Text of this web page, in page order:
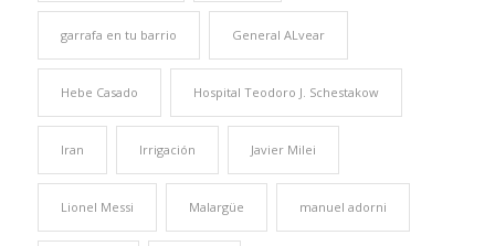
garrafa en tu barrio General ALvear
Hebe Casado Hospital Teodoro J. Schestakow
Iran Irrigación Javier Milei
Lionel Messi Malargüe manuel adorni